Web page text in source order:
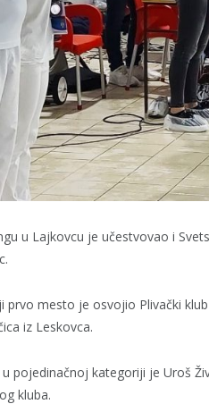
u Lajkovcu je učestvovao i
prvo mesto je osvojio Plivački
iz Leskovca.
pojedinačnoj kategoriji je Uroš
kluba.